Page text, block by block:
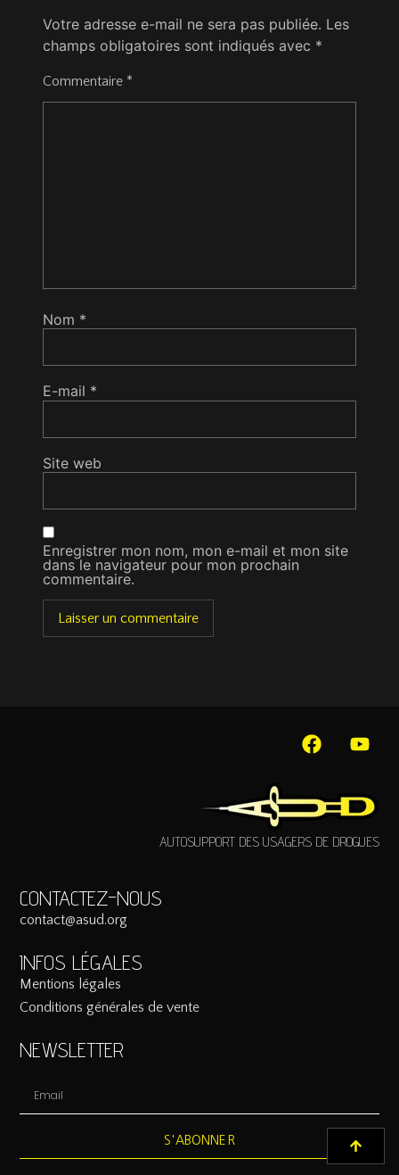
Votre adresse e-mail ne sera pas publiée. Les
champs obligatoires sont indiqués avec *
Commentaire *
Nom *
E-mail *
Site web
Enregistrer mon nom, mon e-mail et mon site
dans le navigateur pour mon prochain
commentaire.
AUTOSUPPORT DES USAGERS DE DROGUES
CONTACTEZ-NOUS
contact@asud.org
INFOS LÉGALES
Mentions légales
Conditions générales de vente
NEWSLETTER
S'ABONNER